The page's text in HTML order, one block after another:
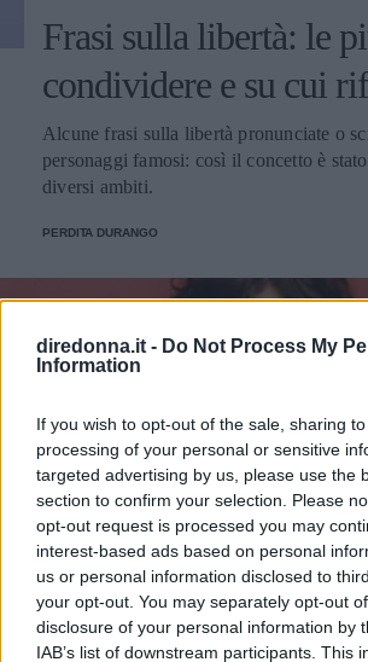
diredonna.it - Do Not Process My
Information
If you wish to opt-out of the sale, sharing
processing of your personal or sensitive
targeted advertising by us, please use the
section to confirm your selection. Please
opt-out request is processed you may
interest-based ads based on personal
us or personal information disclosed to
your opt-out. You may separately opt-out
disclosure of your personal information by
IAB’s list of downstream participants. This
Frasi sulla libertà: le
condividere e su cui
Alcune frasi sulla libertà pronunciate o
personaggi famosi: così il concetto è
diversi ambiti.
PERDITA DURANGO